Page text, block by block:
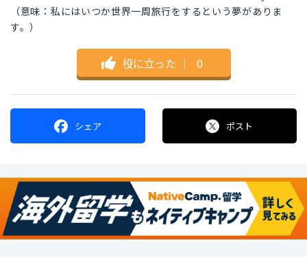
（意味：私にはいつか世界一周旅行をするという夢がありま
す。）
役に立った ｜ 0
シェア ポスト